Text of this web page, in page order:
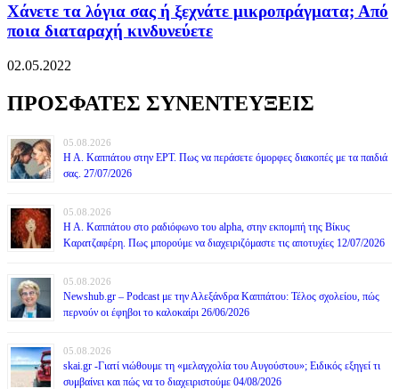
Χάνετε τα λόγια σας ή ξεχνάτε μικροπράγματα; Από
ποια διαταραχή κινδυνεύετε
02.05.2022
ΠΡΟΣΦΑΤΕΣ ΣΥΝΕΝΤΕΥΞΕΙΣ
05.08.2026
Η Α. Καππάτου στην ΕΡΤ. Πως να περάσετε όμορφες διακοπές με τα παιδιά
σας. 27/07/2026
05.08.2026
Η Α. Καππάτου στο ραδιόφωνο του alpha, στην εκπομπή της Βίκυς
Καρατζαφέρη. Πως μπορούμε να διαχειριζόμαστε τις αποτυχίες 12/07/2026
05.08.2026
Newshub.gr – Podcast με την Αλεξάνδρα Καππάτου: Τέλος σχολείου, πώς
περνούν οι έφηβοι το καλοκαίρι 26/06/2026
05.08.2026
skai.gr -Γιατί νιώθουμε τη «μελαγχολία του Αυγούστου»; Ειδικός εξηγεί τι
συμβαίνει και πώς να το διαχειριστούμε 04/08/2026